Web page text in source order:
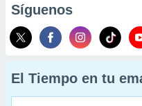
Síguenos
El Tiempo en tu